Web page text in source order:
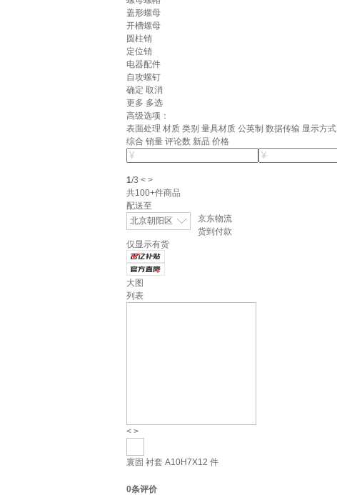
盖形螺母
开槽螺母
圆柱销
定位销
电器配件
自攻螺钉
确定 取消
更多 多选
高级选项：
表面处理 材质 类别 量具材质 公英制 数据传输 显示方式
综合 销量 评论数 新品 价格
1/3 < >
共100+件商品
配送至
北京朝阳区
京东物流
货到付款
仅显示有货
大图
列表
< >
寰固 衬套 A10H7X12 件
0条评价